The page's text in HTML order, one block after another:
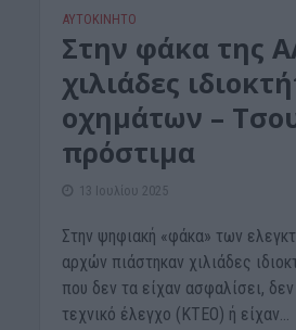
ΑΥΤΟΚΙΝΗΤΟ
Στην φάκα της
χιλιάδες
οχημάτων –
πρόστιμα
13 Ιουλίου 2025
Στην ψηφιακή «φάκα» των
αρχών πιάστηκαν χιλιάδες
που δεν τα είχαν ασφαλίσει,
τεχνικό έλεγχο (ΚΤΕΟ) ή είχαν...